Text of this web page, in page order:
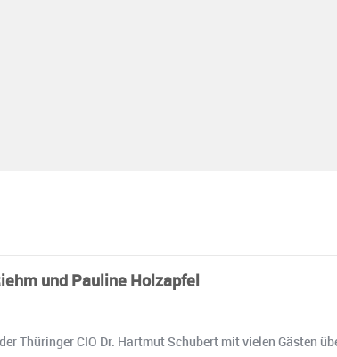
und Pauline Holzapfel
Thüringer CIO Dr. Hartmut Schubert mit vielen Gästen